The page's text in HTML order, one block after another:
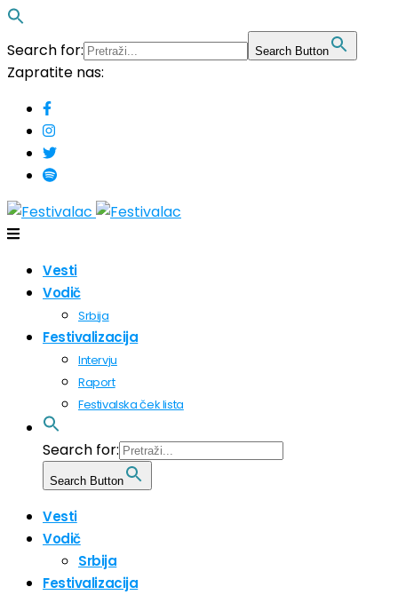
Search for: Search Button
Zapratite nas:
Vesti
Vodič
Srbija
Festivalizacija
Intervju
Raport
Festivalska ček lista
Search for:
Search Button
Vesti
Vodič
Srbija
Festivalizacija